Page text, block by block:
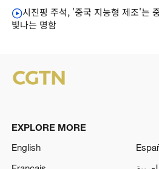
시진핑 주석, '중국 지능형 제조'는
빛나는 명함
EXPLORE MORE
English